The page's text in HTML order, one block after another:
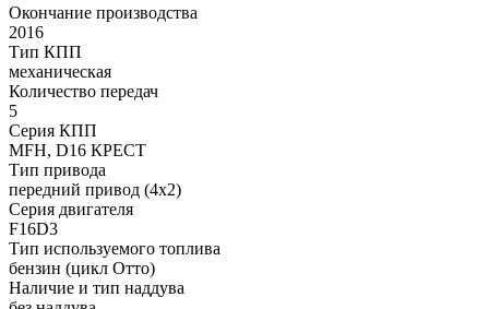
Окончание производства
2016
Тип КПП
механическая
Количество передач
5
Серия КПП
MFH, D16 КРЕСТ
Тип привода
передний привод (4x2)
Серия двигателя
F16D3
Тип используемого топлива
бензин (цикл Отто)
Наличие и тип наддува